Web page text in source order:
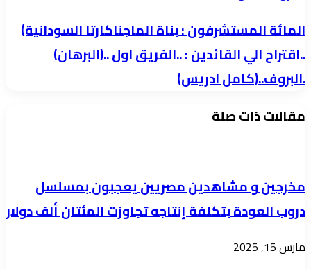
الزراعة
والثروة
الحيوانية
والري
ولاية
الخرطوم
العاملين
في
الثروة
المائة
المستشرفون
بناة
الماجناكارتا
القائدين
:
اول
المائة المستشرفون : بناة الماجناكارتا السودانية)
..اقتراح الي القائدين : ..الفريق اول ..(البرهان)
.البروف..(كامل ادريس)
مقالات ذات صلة
مخرجين و مشاهدين مصريين يعجبون بمسلسل
دروب العودة بتكلفة إنتاجه تجاوزت المئتان ألف دولار
مارس 15, 2025